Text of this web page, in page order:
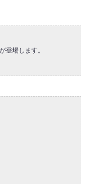
登場します。